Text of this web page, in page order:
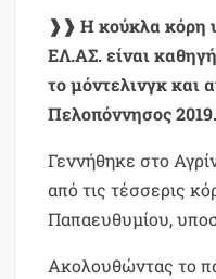
❱❱Η κούκλα κόρη
ΕΛ.ΑΣ. είναι
το μόντελινγκ και
Πελοπόννησος 2019.
Γεννήθηκε στο
από τις τέσσερις
Παπαευθυμίου,
Ακολουθώντας το